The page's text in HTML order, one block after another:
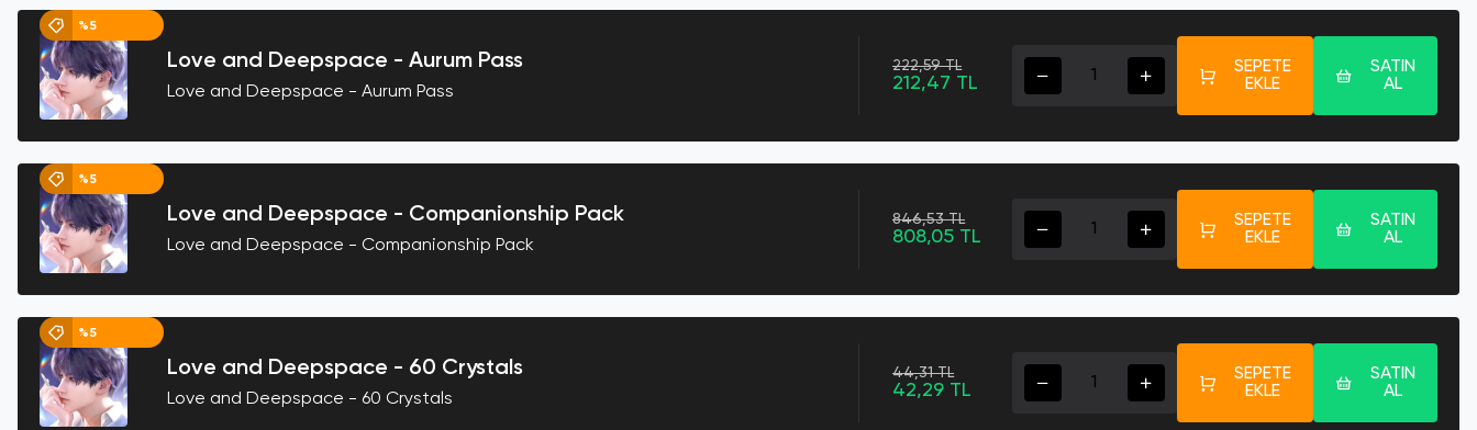
%5
Love and Deepspace - Aurum Pass
Love and Deepspace - Aurum Pass
222,59 TL
212,47 TL
SEPETE
EKLE
SATIN
AL
%5
Love and Deepspace - Companionship Pack
Love and Deepspace - Companionship Pack
846,53 TL
808,05 TL
SEPETE
EKLE
SATIN
AL
%5
Love and Deepspace - 60 Crystals
Love and Deepspace - 60 Crystals
44,31 TL
42,29 TL
SEPETE
EKLE
SATIN
AL